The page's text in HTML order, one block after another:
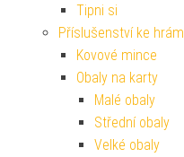
Tipni si
Příslušenství ke hrám
Kovové mince
Obaly na karty
Malé obaly
Střední obaly
Velké obaly